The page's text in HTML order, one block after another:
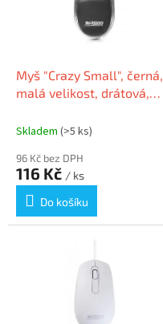
Myš "Crazy Small", černá,
malá velikost, drátová,
FACTORY BDM02UF
Skladem (>5 ks)
96 Kč bez DPH
116 Kč / ks
Do košíku